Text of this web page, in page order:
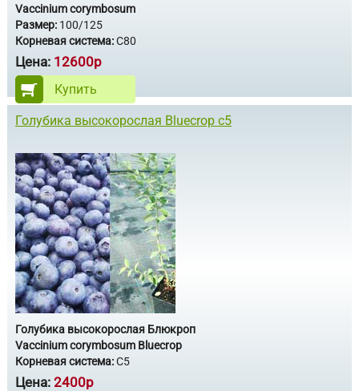
Vaccinium corymbosum
Размер: 100/125
Корневая система:С80
Цена: 12600р
Купить
Голубика высокорослая Bluecrop с5
Голубика высокорослая Блюкроп
Vaccinium corymbosum Bluecrop
Корневая система:С5
Цена: 2400р